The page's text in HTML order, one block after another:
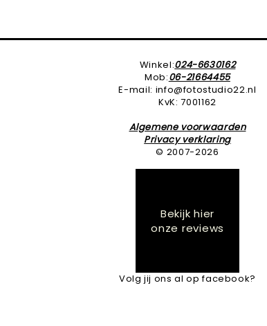
Winkel:024-6630162
Mob:06-21664455
E-mail: info@fotostudio22.nl
KvK: 7001162
Algemene voorwaarden
Privacy verklaring
© 2007-2026
Bekijk hier
onze reviews
Volg jij ons al op facebook?